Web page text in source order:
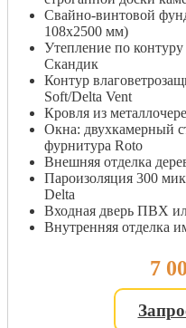
Свайно-винтовой
108х2500 мм)
Утепление по
Скандик
Контур
Soft/Delta Vent
Кровля из
Окна: двухкамерный
фурнитура Roto
Внешняя отделка
Пароизоляция 300
Delta
Входная дверь ПВХ
Внутренняя отделка
7